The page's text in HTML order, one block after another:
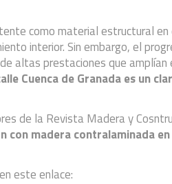
como material estructural en
interior. Sin embargo, el
altas prestaciones que
Cuenca de Granada es un
de la Revista Madera y
madera contralaminada en
este enlace: